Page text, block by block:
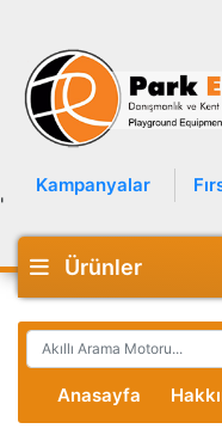
Kampanyalar
'
Ürünler
Anasayfa